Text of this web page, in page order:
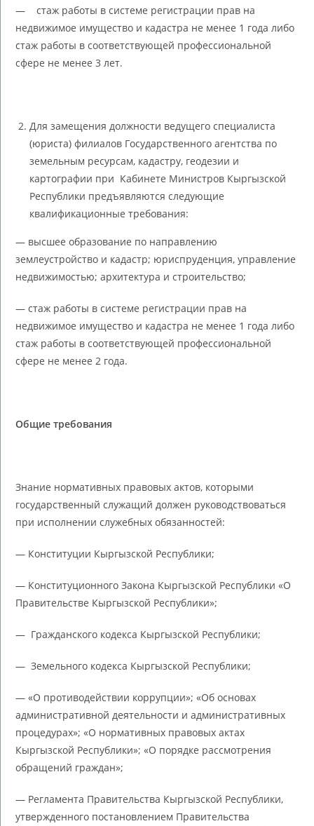
— стаж работы в системе регистрации прав на
недвижимое имущество и кадастра не менее 1 года либо
стаж работы в соответствующей профессиональной
сфере не менее 3 лет.
Для замещения должности ведущего специалиста
(юриста) филиалов Государственного агентства по
земельным ресурсам, кадастру, геодезии и
картографии при Кабинете Министров Кыргызской
Республики предъявляются следующие
квалификационные требования:
— высшее образование по направлению
землеустройство и кадастр; юриспруденция, управление
недвижимостью; архитектура и строительство;
— стаж работы в системе регистрации прав на
недвижимое имущество и кадастра не менее 1 года либо
стаж работы в соответствующей профессиональной
сфере не менее 2 года.
Общие требования
Знание нормативных правовых актов, которыми
государственный служащий должен руководствоваться
при исполнении служебных обязанностей:
— Конституции Кыргызской Республики;
— Конституционного Закона Кыргызской Республики «О
Правительстве Кыргызской Республики»;
— Гражданского кодекса Кыргызской Республики;
— Земельного кодекса Кыргызской Республики;
— «О противодействии коррупции»; «Об основах
административной деятельности и административных
процедурах»; «О нормативных правовых актах
Кыргызской Республики»; «О порядке рассмотрения
обращений граждан»;
— Регламента Правительства Кыргызской Республики,
утвержденного постановлением Правительства